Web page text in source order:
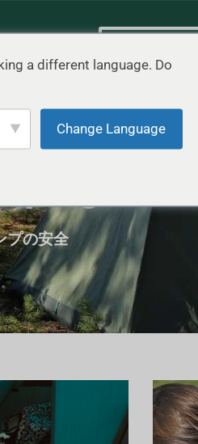
クイック
プの安全
a different language. Do
Change Language